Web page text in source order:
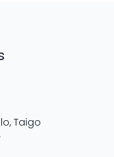
, Taigo